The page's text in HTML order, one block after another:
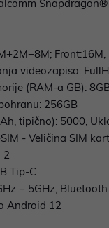
Front:16M,
videozapisa:
(RAM-a GB): 8GB
256GB
tipično): 5000,
- Veličina SIM
2
Tip-C
+ 5GHz,
Android 12